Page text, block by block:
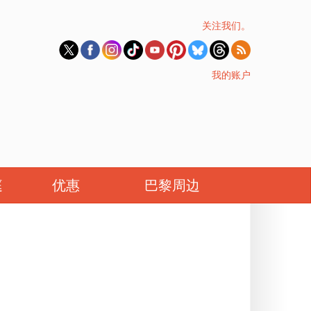
关注我们。
我的账户
优惠 巴黎周边